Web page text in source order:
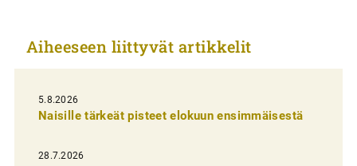
k
e
l
i
e
Aiheeseen liittyvät artikkelit
5.8.2026
Naisille tärkeät pisteet elokuun ensimmäisestä
28.7.2026